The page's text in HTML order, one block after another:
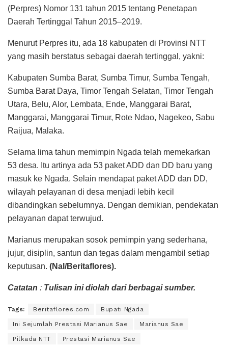
(Perpres) Nomor 131 tahun 2015 tentang Penetapan
Daerah Tertinggal Tahun 2015–2019.
Menurut Perpres itu, ada 18 kabupaten di Provinsi NTT
yang masih berstatus sebagai daerah tertinggal, yakni:
Kabupaten Sumba Barat, Sumba Timur, Sumba Tengah,
Sumba Barat Daya, Timor Tengah Selatan, Timor Tengah
Utara, Belu, Alor, Lembata, Ende, Manggarai Barat,
Manggarai, Manggarai Timur, Rote Ndao, Nagekeo, Sabu
Raijua, Malaka.
Selama lima tahun memimpin Ngada telah memekarkan
53 desa. Itu artinya ada 53 paket ADD dan DD baru yang
masuk ke Ngada. Selain mendapat paket ADD dan DD,
wilayah pelayanan di desa menjadi lebih kecil
dibandingkan sebelumnya. Dengan demikian, pendekatan
pelayanan dapat terwujud.
Marianus merupakan sosok pemimpin yang sederhana,
jujur, disiplin, santun dan tegas dalam mengambil setiap
keputusan. (Nal/Beritaflores).
Catatan : Tulisan ini diolah dari berbagai sumber.
Tags: Beritaflores.com Bupati Ngada
Ini Sejumlah Prestasi Marianus Sae Marianus Sae
Pilkada NTT Prestasi Marianus Sae